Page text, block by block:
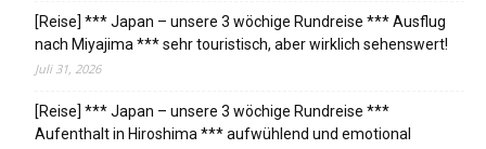
[Reise] *** Japan – unsere 3 wöchige Rundreise *** Ausflug
nach Miyajima *** sehr touristisch, aber wirklich sehenswert!
Juli 31, 2026
[Reise] *** Japan – unsere 3 wöchige Rundreise ***
Aufenthalt in Hiroshima *** aufwühlend und emotional